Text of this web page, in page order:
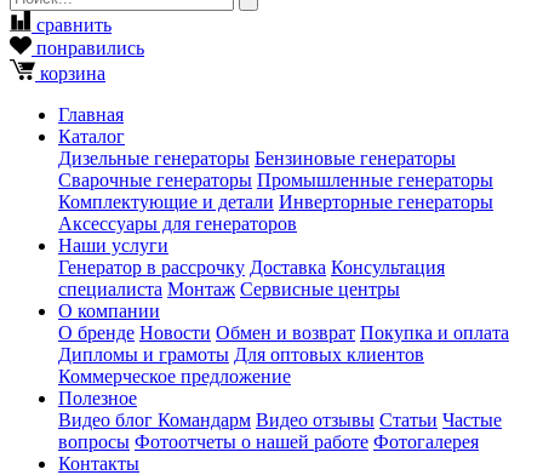
сравнить
понравились
корзина
Главная
Каталог
Дизельные генераторы Бензиновые генераторы
Сварочные генераторы Промышленные генераторы
Комплектующие и детали Инверторные генераторы
Аксессуары для генераторов
Наши услуги
Генератор в рассрочку Доставка Консультация
специалиста Монтаж Сервисные центры
О компании
О бренде Новости Обмен и возврат Покупка и оплата
Дипломы и грамоты Для оптовых клиентов
Коммерческое предложение
Полезное
Видео блог Командарм Видео отзывы Статьи Частые
вопросы Фотоотчеты о нашей работе Фотогалерея
Контакты